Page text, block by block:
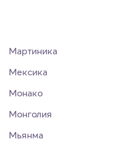
Мартиника
Мексика
Монако
Монголия
Мьянма